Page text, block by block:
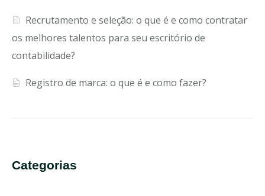
Recrutamento e seleção: o que é e como contratar
os melhores talentos para seu escritório de
contabilidade?
Registro de marca: o que é e como fazer?
Categorias